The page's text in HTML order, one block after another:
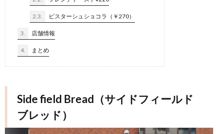
2.3. ピスターシュショコラ（￥270）
3. 店舗情報
4. まとめ
Side field Bread（サイドフィールド
ブレッド）